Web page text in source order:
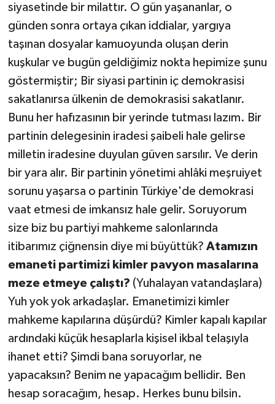
siyasetinde bir milattır. O gün yaşananlar, o
günden sonra ortaya çıkan iddialar, yargıya
taşınan dosyalar kamuoyunda oluşan derin
kuşkular ve bugün geldiğimiz nokta hepimize şunu
göstermiştir; Bir siyasi partinin iç demokrasisi
sakatlanırsa ülkenin de demokrasisi sakatlanır.
Bunu her hafızasının bir yerinde tutması lazım. Bir
partinin delegesinin iradesi şaibeli hale gelirse
milletin iradesine duyulan güven sarsılır. Ve derin
bir yara alır. Bir partinin yönetimi ahlâki meşruiyet
sorunu yaşarsa o partinin Türkiye'de demokrasi
vaat etmesi de imkansız hale gelir. Soruyorum
size biz bu partiyi mahkeme salonlarında
itibarımız çiğnensin diye mi büyüttük? Atamızın
emaneti partimizi kimler pavyon masalarına
meze etmeye çalıştı? (Yuhalayan vatandaşlara)
Yuh yok yok arkadaşlar. Emanetimizi kimler
mahkeme kapılarına düşürdü? Kimler kapalı kapılar
ardındaki küçük hesaplarla kişisel ikbal telaşıyla
ihanet etti? Şimdi bana soruyorlar, ne
yapacaksın? Benim ne yapacağım bellidir. Ben
hesap soracağım, hesap. Herkes bunu bilsin.